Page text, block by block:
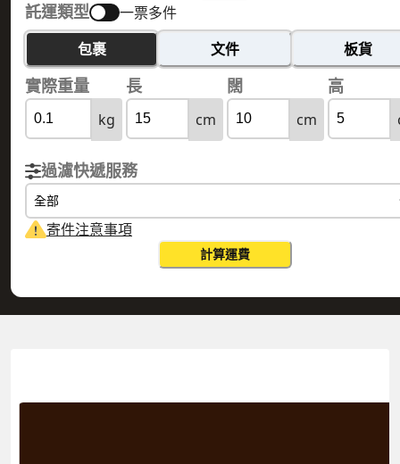
託運類型 一票多件
包裹 文件 板貨
實際重量 長 闊 高
kg cm cm
過濾快遞服務
全部
寄件注意事項
計算運費